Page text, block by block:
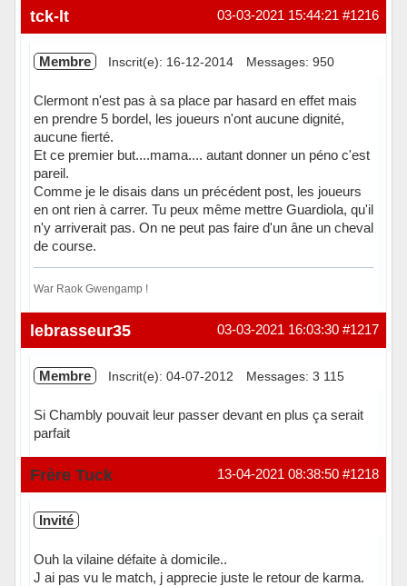
Hors ligne #1216
03-03-2021 15:44:21
tck-lt
Membre Inscrit(e): 16-12-2014 Messages: 950
Clermont n'est pas à sa place par hasard en effet mais
en prendre 5 bordel, les joueurs n'ont aucune dignité,
aucune fierté.
Et ce premier but....mama.... autant donner un péno c'est
pareil.
Comme je le disais dans un précédent post, les joueurs
en ont rien à carrer. Tu peux même mettre Guardiola, qu'il
n'y arriverait pas. On ne peut pas faire d'un âne un cheval
de course.
War Raok Gwengamp !
Hors ligne #1217
03-03-2021 16:03:30
lebrasseur35
Membre Inscrit(e): 04-07-2012 Messages: 3 115
Si Chambly pouvait leur passer devant en plus ça serait
parfait
Hors ligne #1218
13-04-2021 08:38:50
Frère Tuck
Invité
Ouh la vilaine défaite à domicile..
J ai pas vu le match, j apprecie juste le retour de karma.